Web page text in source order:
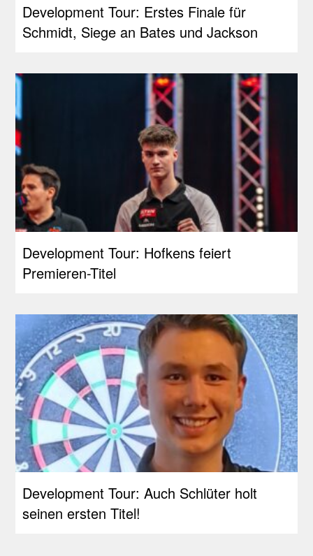
Development Tour: Erstes Finale für
Schmidt, Siege an Bates und Jackson
Development Tour: Hofkens feiert
Premieren-Titel
Development Tour: Auch Schlüter holt
seinen ersten Titel!